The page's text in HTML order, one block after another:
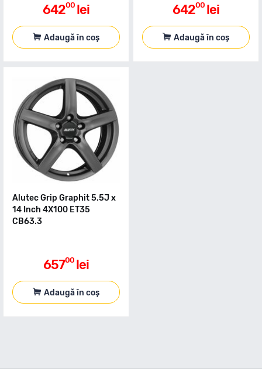
64200 lei
Adaugă în coș
64200 lei
Adaugă în coș
Alutec Grip Graphit 5.5J x
14 Inch 4X100 ET35
CB63.3
65700 lei
Adaugă în coș